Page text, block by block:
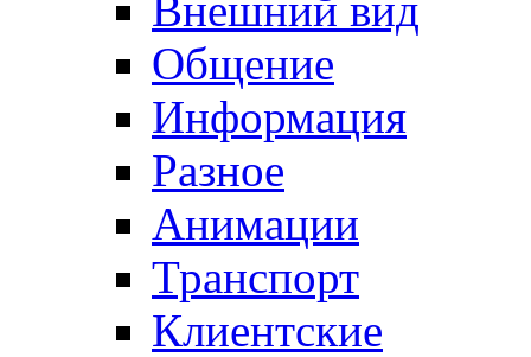
Общение
Информация
Разное
Анимации
Транспорт
Клиентские